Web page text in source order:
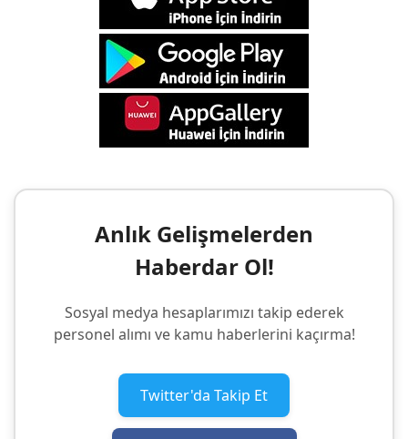
Anlık Gelişmelerden
Haberdar Ol!
Sosyal medya hesaplarımızı takip ederek
personel alımı ve kamu haberlerini kaçırma!
Twitter'da Takip Et